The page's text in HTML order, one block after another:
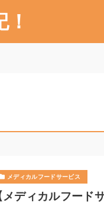
メディカルフードサービス
メディカルフード